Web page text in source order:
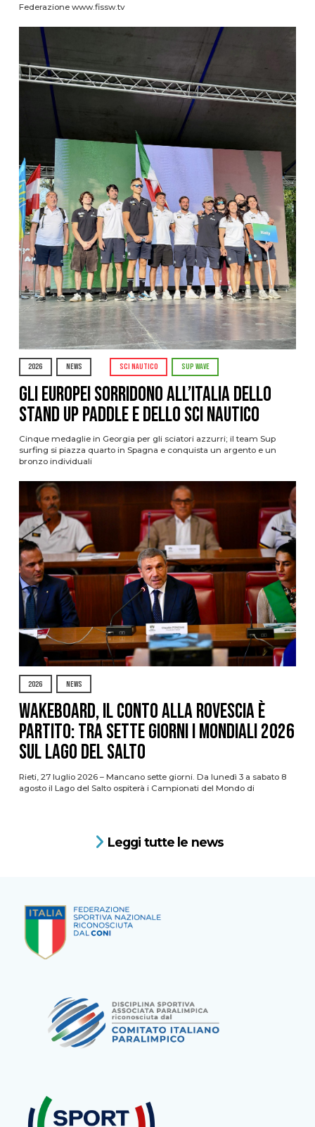
Federazione www.fissw.tv
2026 NEWS SCI NAUTICO SUP WAVE
Gli Europei sorridono all’Italia dello
stand up paddle e dello sci nautico
Cinque medaglie in Georgia per gli sciatori azzurri; il team Sup
surfing si piazza quarto in Spagna e conquista un argento e un
bronzo individuali
2026 NEWS
Wakeboard, il conto alla rovescia è
partito: tra sette giorni i Mondiali 2026
sul Lago del Salto
Rieti, 27 luglio 2026 – Mancano sette giorni. Da lunedì 3 a sabato 8
agosto il Lago del Salto ospiterà i Campionati del Mondo di
Leggi tutte le news